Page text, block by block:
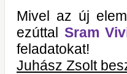
Mivel az új
ezúttal Sram
feladatokat!
Juhász Zsolt